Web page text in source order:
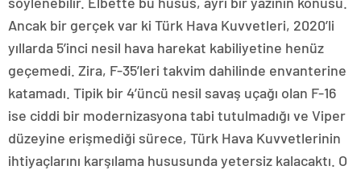
Ancak bir gerçek var ki Türk Hava Kuvvetleri, 2020’li
yıllarda 5’inci nesil hava harekat kabiliyetine henüz
geçemedi. Zira, F-35’leri takvim dahilinde envanterine
katamadı. Tipik bir 4’üncü nesil savaş uçağı olan F-16
ise ciddi bir modernizasyona tabi tutulmadığı ve Viper
düzeyine erişmediği sürece, Türk Hava Kuvvetlerinin
ihtiyaçlarını karşılama hususunda yetersiz kalacaktı. O